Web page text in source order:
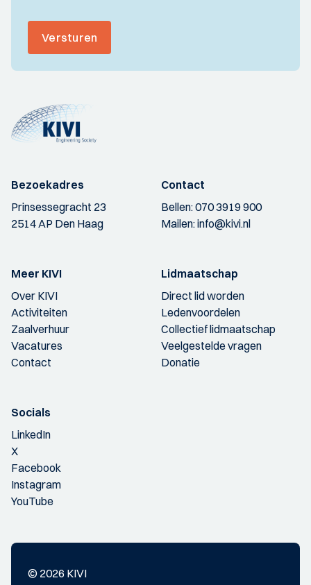
Versturen
Bezoekadres
Prinsessegracht 23
2514 AP Den Haag
Contact
Bellen:070 3919 900
Mailen:info@kivi.nl
Meer KIVI
Over KIVI
Activiteiten
Zaalverhuur
Vacatures
Contact
Lidmaatschap
Direct lid worden
Ledenvoordelen
Collectief lidmaatschap
Veelgestelde vragen
Donatie
Socials
LinkedIn
X
Facebook
Instagram
YouTube
© 2026 KIVI